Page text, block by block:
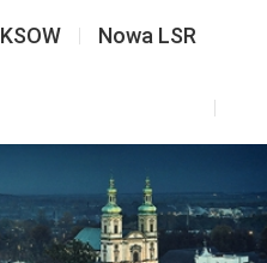
KSOW Nowa LSR